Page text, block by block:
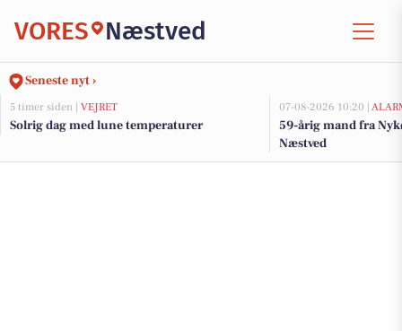
VORES Næstved
Seneste nyt ›
5 timer siden | VEJRET
Solrig dag med lune temperaturer
07-08-2026 10:20 |
59-årig mand fra
Næstved